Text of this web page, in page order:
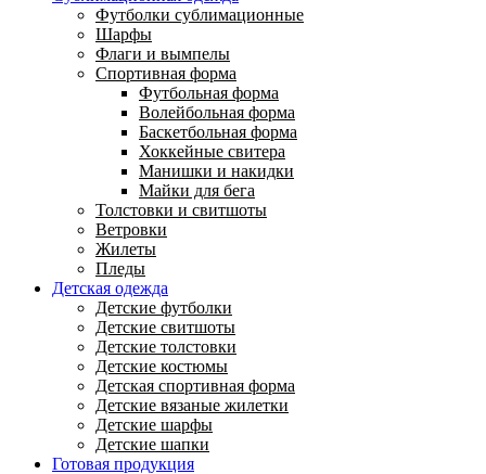
Футболки сублимационные
Шарфы
Флаги и вымпелы
Спортивная форма
Футбольная форма
Волейбольная форма
Баскетбольная форма
Хоккейные свитера
Манишки и накидки
Майки для бега
Толстовки и свитшоты
Ветровки
Жилеты
Пледы
Детская одежда
Детские футболки
Детские свитшоты
Детские толстовки
Детские костюмы
Детская спортивная форма
Детские вязаные жилетки
Детские шарфы
Детские шапки
Готовая продукция